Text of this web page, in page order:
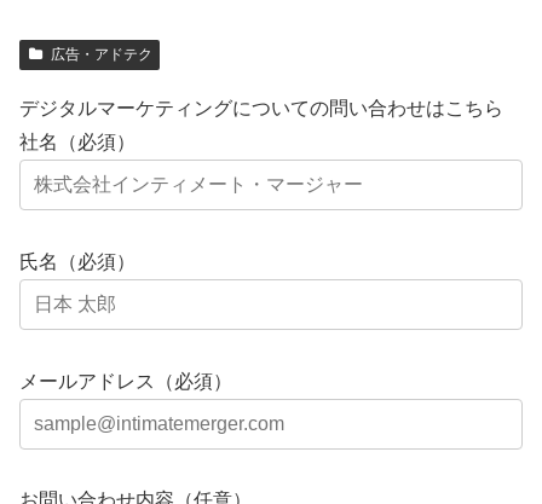
広告・アドテク
デジタルマーケティングについての問い合わせはこちら
社名（必須）
氏名（必須）
メールアドレス（必須）